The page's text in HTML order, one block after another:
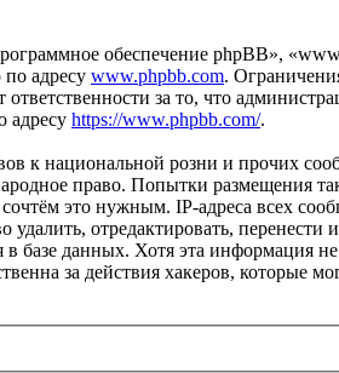
обеспечение phpBB»,
адресу www.phpbb.com.
за то, что
адресу https://www.phpbb.com/.
к национальной розни и прочих
право. Попытки размещения
это нужным. IP-адреса всех
отредактировать, перенести
базе данных. Хотя эта информация не
за действия хакеров, которые